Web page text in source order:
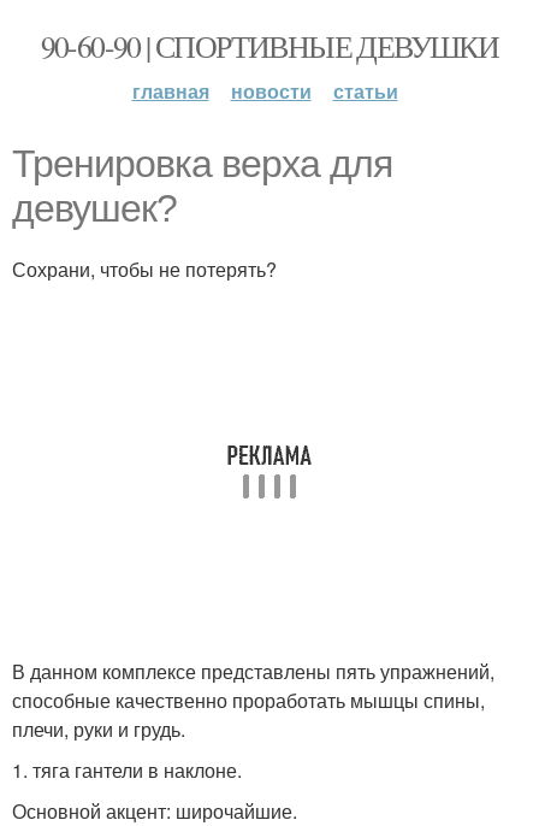
90-60-90 | СПОРТИВНЫЕ ДЕВУШКИ
главная новости статьи
Тренировка верха для
девушек?
Сохрани, чтобы не потерять?
В данном комплексе представлены пять упражнений,
способные качественно проработать мышцы спины,
плечи, руки и грудь.
1. тяга гантели в наклоне.
Основной акцент: широчайшие.